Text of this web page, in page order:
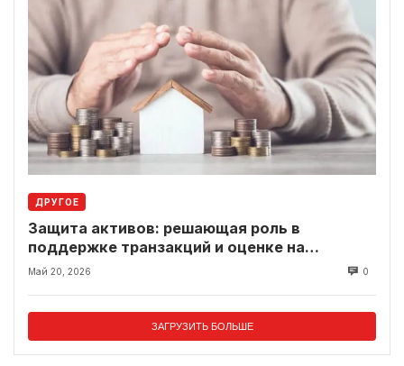
ДРУГОЕ
Защита активов: решающая роль в
поддержке транзакций и оценке на
современном рынке
Май 20, 2026 0
ЗАГРУЗИТЬ БОЛЬШЕ